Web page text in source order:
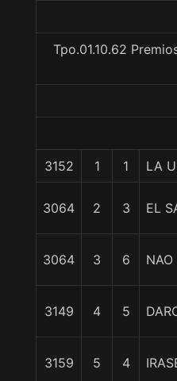
Tpo.01.10.62
3152 1 1 LA
3064 2 3 EL
3064 3 6 NAO
3149 4 5
3159 5 4